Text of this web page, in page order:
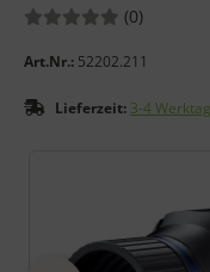
Bewertungen:
(0)
Art.Nr.: 52202.211
Lieferzeit: 3-4